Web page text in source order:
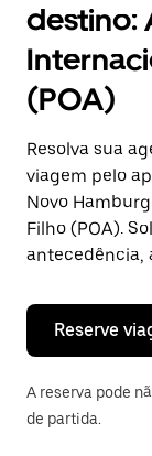
e
uma
data.
Pressione
tecla
“ESC”
para
fechar
o
calendário.
destino:
(POA)
Resolva sua
viagem pelo
Novo
Filho (POA).
antecedência,
Reserve
A reserva pode
de partida.